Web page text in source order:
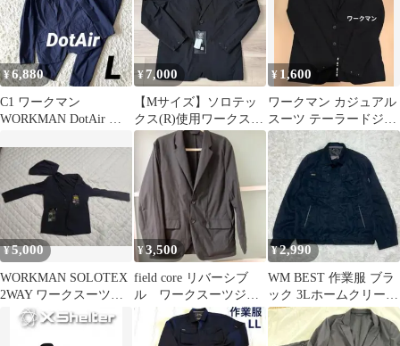
¥6,880
C1 ワークマン
WORKMAN DotAir ド
¥ 7,000
【Mサイズ】ソロテッ
クス(R)使用ワークスー
ツジャケット&スラッ
クス ブラック
¥ 1,600
ワークマン カジュアル
スーツ テーラードジャ
ケット ブラック S相当
¥5,000
WORKMAN SOLOTEX
2WAY ワークスーツジ
ャケット S ネイビー
¥3,500
field core リバーシブ
ル ワークスーツジャ
ケット パンツ セッ
¥2,990
WM BEST 作業服 ブラ
ック 3Lホームクリーニ
ング済み ジャケット